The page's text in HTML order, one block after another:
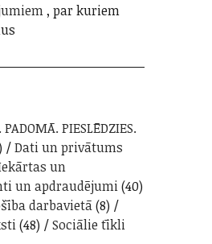
, par kuriem
PADOMĀ. PIESLĒDZIES.
Dati un privātums
un
un apdraudējumi(40)
darbavietā(8)
(48)
Sociālie tīkli